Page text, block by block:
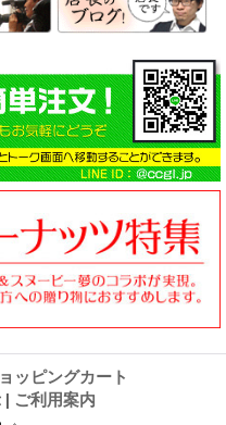
ッピングカート
| ご利用案内